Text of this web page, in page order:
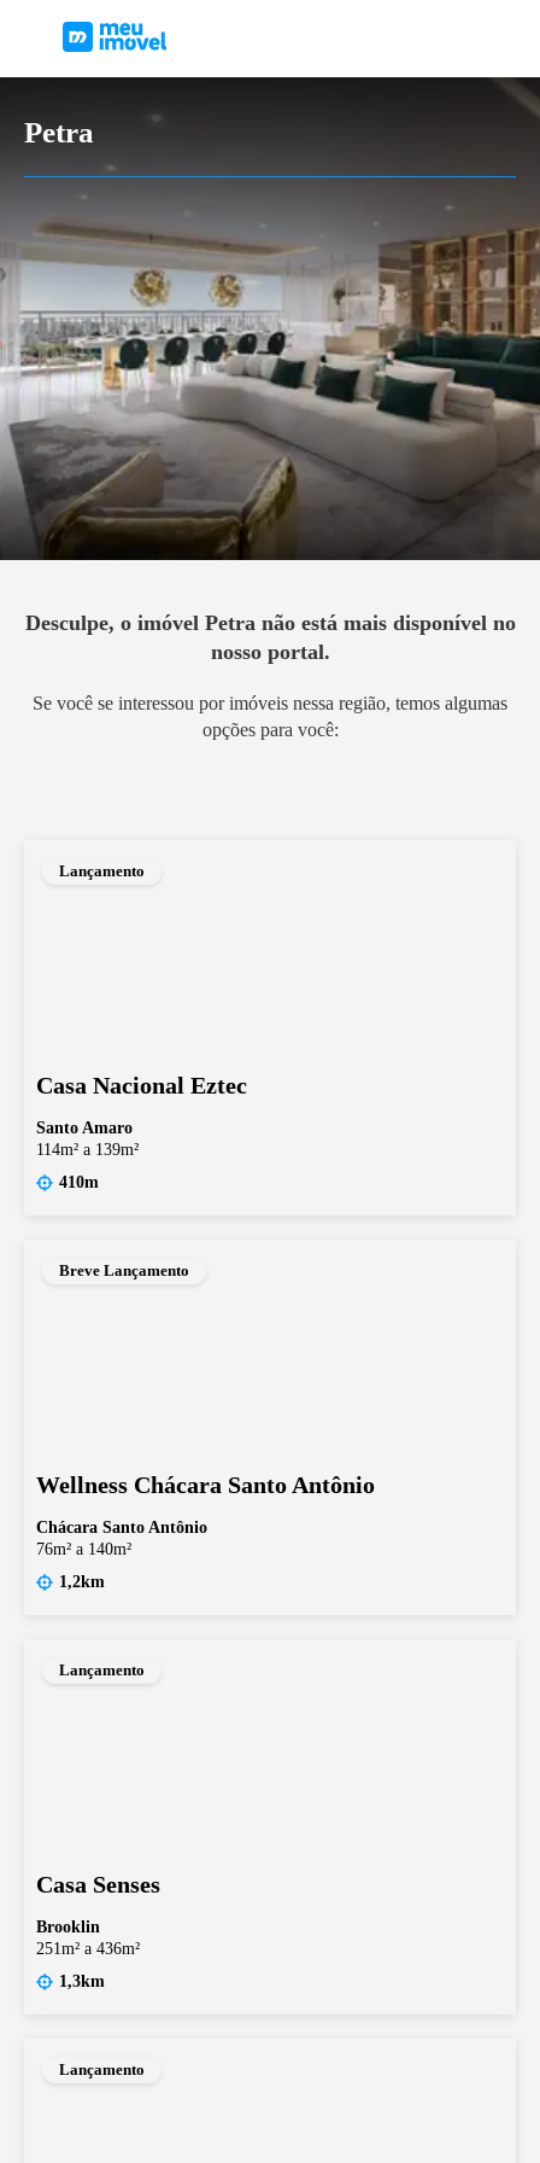
Petra
Desculpe, o imóvel Petranão está mais disponível no
nosso portal.
Se você se interessou por imóveis nessa região, temos algumas
opções para você:
Lançamento
Casa Nacional Eztec
Santo Amaro
114m² a 139m²
410m
Breve Lançamento
Wellness Chácara Santo Antônio
Chácara Santo Antônio
76m² a 140m²
1,2km
Lançamento
Casa Senses
Brooklin
251m² a 436m²
1,3km
Lançamento